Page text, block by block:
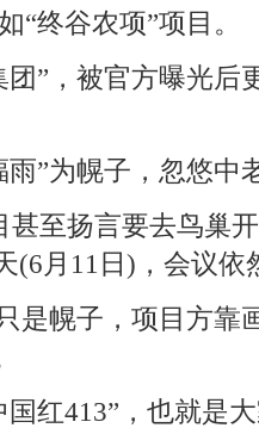
“终谷农项”项目。
”，被官方曝光后
雨”为幌子，忽悠中
甚至扬言要去鸟巢
(6月11日)，会议依
是幌子，项目方靠
国红413”，也就是